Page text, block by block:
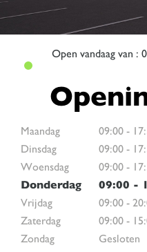
Open vandaag van :
Maandag 09:00 -
Dinsdag
09:00 -
Woensdag
09:00 -
Donderdag
09:00 -
Vrijdag
09:00 -
Zaterdag
09:00 -
Zondag
Gesloten